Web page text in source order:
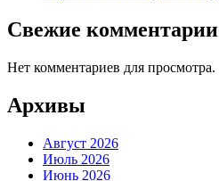
Свежие комментарии
Нет комментариев для просмотра.
Архивы
Август 2026
Июль 2026
Июнь 2026